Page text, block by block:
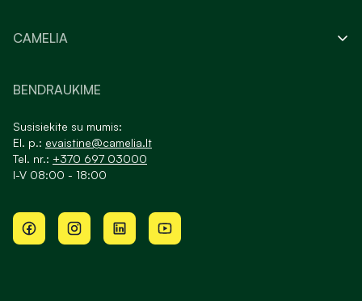
CAMELIA
BENDRAUKIME
Susisiekite su mumis:
El. p.: evaistine@camelia.lt
Tel. nr.: +370 697 03000
I-V 08:00 - 18:00